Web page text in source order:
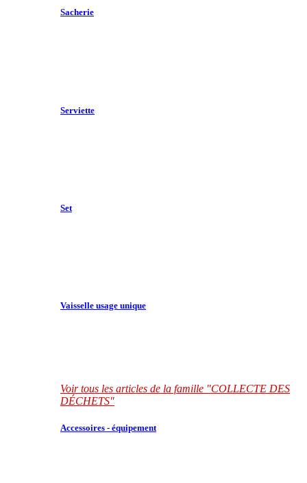
Sacherie
Serviette
Set
Vaisselle usage unique
Voir tous les articles de la famille "COLLECTE DES
DÉCHETS"
Accessoires - équipement